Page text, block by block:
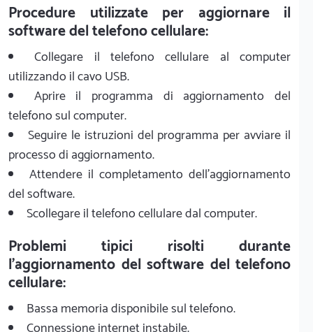
Procedure utilizzate per aggiornare il
software del telefono cellulare:
Collegare il telefono cellulare al computer
utilizzando il cavo USB.
Aprire il programma di aggiornamento del
telefono sul computer.
Seguire le istruzioni del programma per avviare il
processo di aggiornamento.
Attendere il completamento dell'aggiornamento
del software.
Scollegare il telefono cellulare dal computer.
Problemi tipici risolti durante
l'aggiornamento del software del telefono
cellulare:
Bassa memoria disponibile sul telefono.